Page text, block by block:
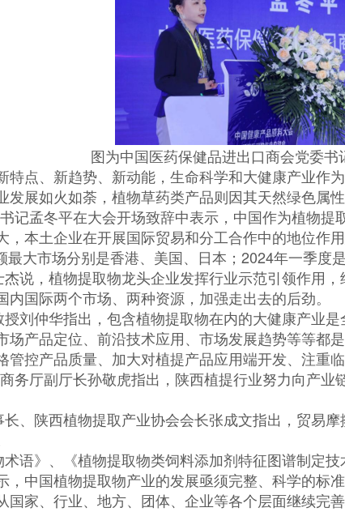
图为中国医药保健品进出口商会党委书
点、新趋势、新动能，生命科学和大健康产业作
发展如火如荼，植物草药类产品则因其天然绿色属
记孟冬平在大会开场致辞中表示，中国作为植物
本土企业在开展国际贸易和分工合作中的地位作
大市场分别是香港、美国、日本；2024年一季度是
，植物提取物龙头企业发挥行业示范引领作用
国际两个市场、两种资源，加强走出去的后劲。
仲华指出，包含植物提取物在内的大健康产业
产品定位、前沿技术应用、市场发展趋势等等都
控产品质量、加大对植提产品应用端开发、注重
务厅副厅长孙敬虎指出，陕西植提行业努力向产
陕西植物提取产业协会会长张成文指出，贸易
》、《植物提取物类饲料添加剂特征图谱制定
，中国植物提取物产业的发展亟须完整、科学的标
家、行业、地方、团体、企业等各个层面继续完